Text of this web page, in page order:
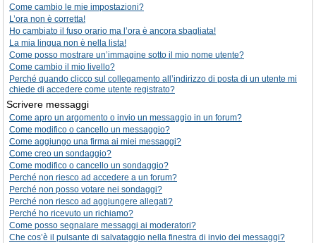
Come cambio le mie impostazioni?
L’ora non è corretta!
Ho cambiato il fuso orario ma l’ora è ancora sbagliata!
La mia lingua non è nella lista!
Come posso mostrare un’immagine sotto il mio nome utente?
Come cambio il mio livello?
Perché quando clicco sul collegamento all’indirizzo di posta di un utente mi
chiede di accedere come utente registrato?
Scrivere messaggi
Come apro un argomento o invio un messaggio in un forum?
Come modifico o cancello un messaggio?
Come aggiungo una firma ai miei messaggi?
Come creo un sondaggio?
Come modifico o cancello un sondaggio?
Perché non riesco ad accedere a un forum?
Perché non posso votare nei sondaggi?
Perché non riesco ad aggiungere allegati?
Perché ho ricevuto un richiamo?
Come posso segnalare messaggi ai moderatori?
Che cos’è il pulsante di salvataggio nella finestra di invio dei messaggi?